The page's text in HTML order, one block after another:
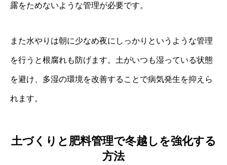
露をためないような管理が必要です。
また水やりは朝に少なめ夜にしっかりというような管理
を行うと根腐れも防げます。土がいつも湿っている状態
を避け、多湿の環境を改善することで病気発生を抑えら
れます。
土づくりと肥料管理で冬越しを強化する
方法